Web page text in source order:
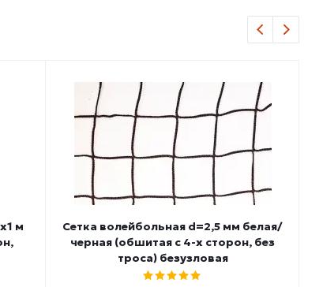
м
Сетка волейбольная d=2,5 мм белая/
черная (обшитая с 4-х сторон, без
троса) безузловая